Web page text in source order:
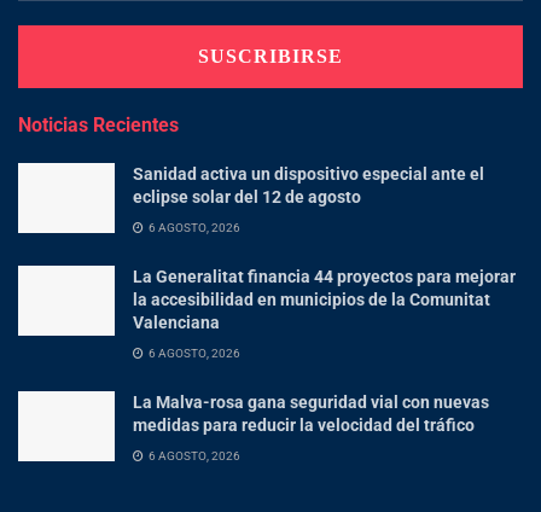
Noticias Recientes
Sanidad activa un dispositivo especial ante el
eclipse solar del 12 de agosto
6 AGOSTO, 2026
La Generalitat financia 44 proyectos para mejorar
la accesibilidad en municipios de la Comunitat
Valenciana
6 AGOSTO, 2026
La Malva-rosa gana seguridad vial con nuevas
medidas para reducir la velocidad del tráfico
6 AGOSTO, 2026